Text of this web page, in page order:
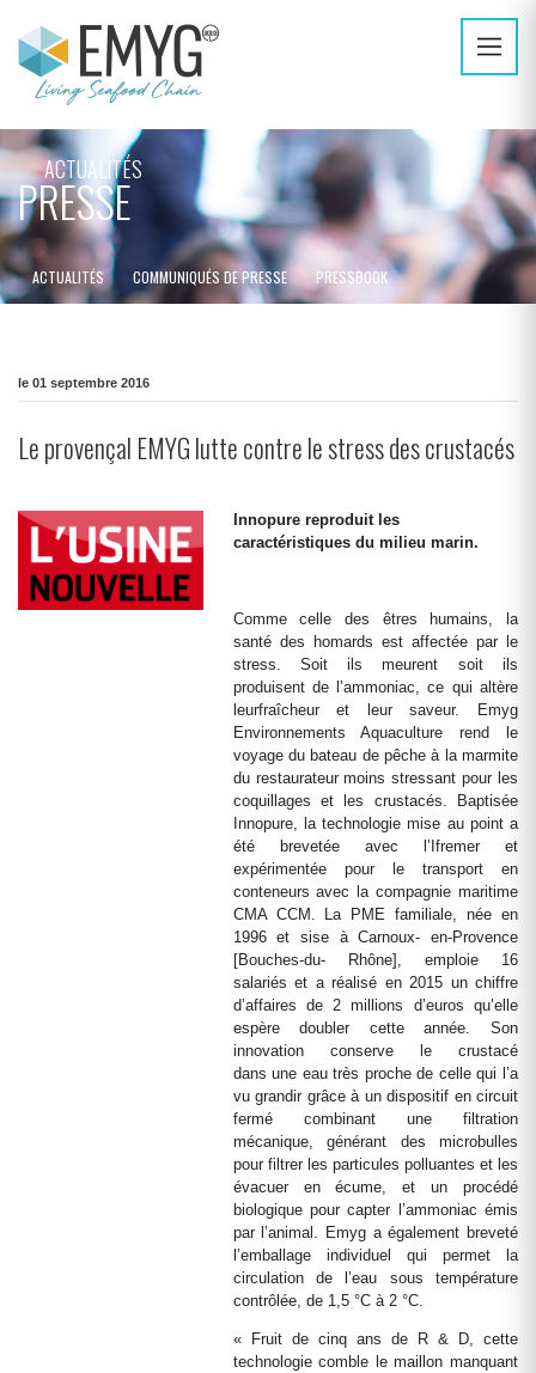
ACTUALITÉS
PRESSE
ACTUALITÉS COMMUNIQUÉS DE PRESSE PRESSBOOK
le 01 septembre 2016
Le provençal EMYG lutte contre le stress des crustacés
Innopure reproduit les
caractéristiques du milieu marin.
Comme celle des êtres humains, la
santé des homards est affectée par le
stress. Soit ils meurent soit ils
produisent de l’ammoniac, ce qui altère
leurfraîcheur et leur saveur. Emyg
Environnements Aquaculture rend le
voyage du bateau de pêche à la marmite
du restaurateur moins stressant pour les
coquillages et les crustacés. Baptisée
Innopure, la technologie mise au point a
été brevetée avec l’Ifremer et
expérimentée pour le transport en
conteneurs avec la compagnie maritime
CMA CCM. La PME familiale, née en
1996 et sise à Carnoux- en-Provence
[Bouches-du- Rhône], emploie 16
salariés et a réalisé en 2015 un chiffre
d’affaires de 2 millions d’euros qu’elle
espère doubler cette année. Son
innovation conserve le crustacé
dans une eau très proche de celle qui l’a
vu grandir grâce à un dispositif en circuit
fermé combinant une filtration
mécanique, générant des microbulles
pour filtrer les particules polluantes et les
évacuer en écume, et un procédé
biologique pour capter l’ammoniac émis
par l’animal. Emyg a également breveté
l’emballage individuel qui permet la
circulation de l’eau sous température
contrôlée, de 1,5 °C à 2 °C.
« Fruit de cinq ans de R & D, cette
technologie comble le maillon manquant